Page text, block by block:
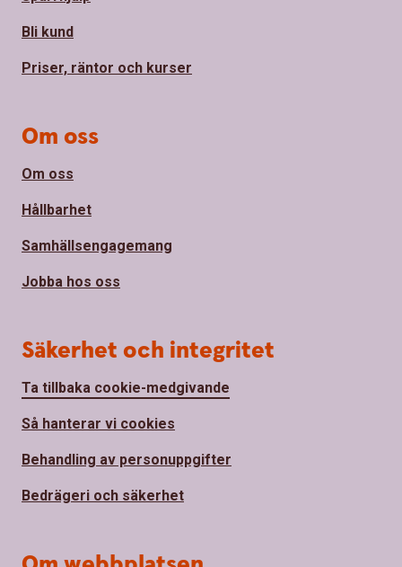
Bli kund
Priser, räntor och kurser
Om oss
Om oss
Hållbarhet
Samhällsengagemang
Jobba hos oss
Säkerhet och integritet
Ta tillbaka cookie-medgivande
Så hanterar vi cookies
Behandling av personuppgifter
Bedrägeri och säkerhet